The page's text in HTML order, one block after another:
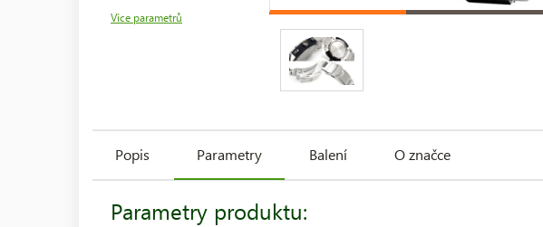
Více parametrů
Popis Parametry Balení O značce
Parametry produktu: